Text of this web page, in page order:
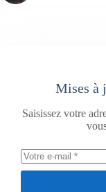
Mises à
Saisissez votre